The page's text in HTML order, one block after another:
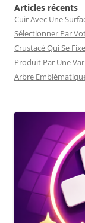
Articles récents
Cuir Avec Une
Sélectionner Par
Crustacé Qui Se
Produit Par Une
Arbre